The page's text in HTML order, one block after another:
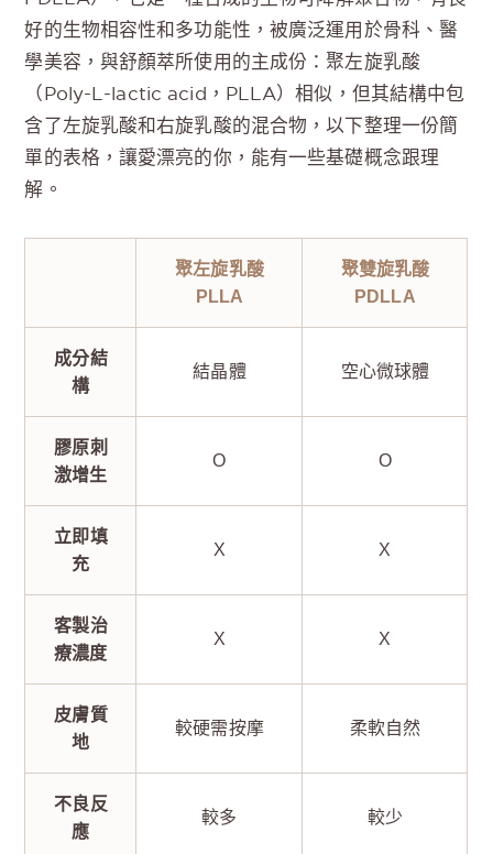
好的生物相容性和多功能性，被廣泛運用於骨科、醫
學美容，與舒顏萃所使用的主成份：聚左旋乳酸
（Poly-L-lactic acid，PLLA）相似，但其結構中包
含了左旋乳酸和右旋乳酸的混合物，以下整理一份簡
單的表格，讓愛漂亮的你，能有一些基礎概念跟理
解。
聚左旋乳酸
PLLA
聚雙旋乳酸
PDLLA
成分結
構
結晶體 空心微球體
膠原刺
激增生
O O
立即填
充
X X
客製治
療濃度
X X
皮膚質
地
較硬需按摩 柔軟自然
不良反
應
較多 較少